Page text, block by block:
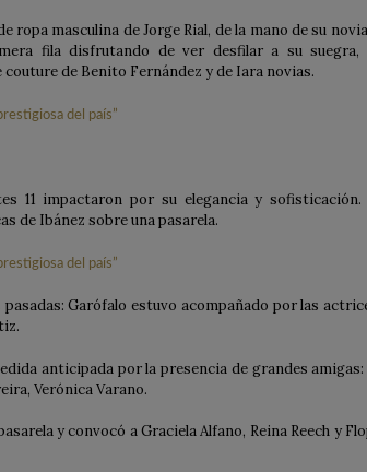
ropa masculina de Jorge Rial, de la mano de su
fila disfrutando de ver desfilar a su suegra,
de Benito Fernández y de Iara novias.
11 impactaron por su elegancia y sofisticación.
de Ibánez sobre una pasarela.
Garófalo estuvo acompañado por las
anticipada por la presencia de grandes amigas:
Verónica Varano.
y convocó a Graciela Alfano, Reina Reech y